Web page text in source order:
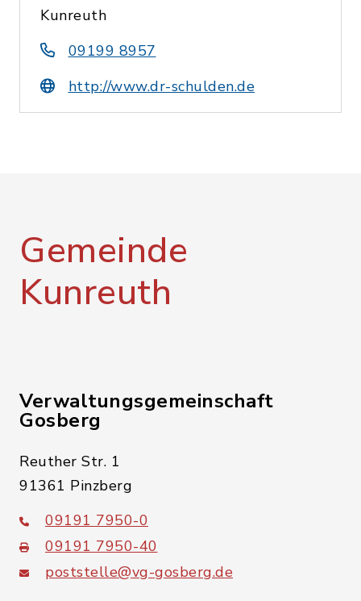
Kunreuth
09199 8957
http://www.dr-schulden.de
Gemeinde
Kunreuth
Verwaltungsgemeinschaft
Gosberg
Reuther Str. 1
91361 Pinzberg
09191 7950-0
09191 7950-40
poststelle@vg-gosberg.de